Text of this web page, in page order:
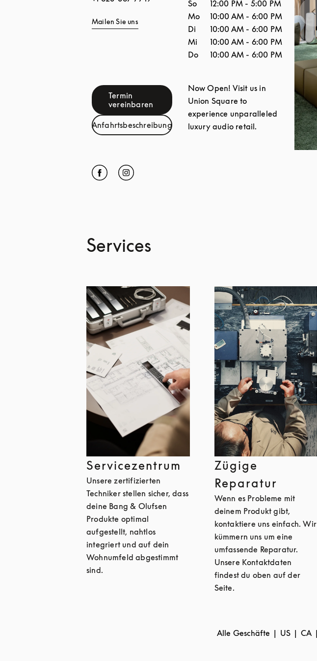
Mailen Sie uns
Termin
vereinbarenLink Opens in New Tab
AnfahrtsbeschreibungLink Opens in New Tab
Click to open Facebook
Link Opens in New Tab
Click to open Instagram
Link Opens in New Tab
So 12:00 PM - 5:00 PM
Mo
10:00 AM - 6:00 PM
Di
10:00 AM - 6:00 PM
Mi
10:00 AM - 6:00 PM
Do
10:00 AM - 6:00 PM
Now Open! Visit us in
Union Square to
experience unparalleled
luxury audio retail.
Services
Servicezentrum
Unsere zertifizierten
Techniker stellen sicher, dass
deine Bang & Olufsen
Produkte optimal
aufgestellt, nahtlos
integriert und auf dein
Wohnumfeld abgestimmt
sind.
Zügige
Reparatur
Wenn es Probleme mit
deinem Produkt gibt,
kontaktiere uns einfach. Wir
kümmern uns um eine
umfassende Reparatur.
Unsere Kontaktdaten
findest du oben auf der
Seite.
Alle Geschäfte US CA